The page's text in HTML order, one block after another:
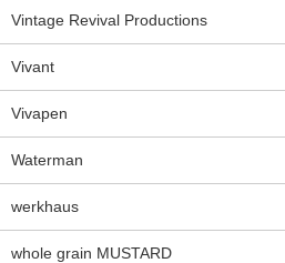
Vintage Revival Productions
Vivant
Vivapen
Waterman
werkhaus
whole grain MUSTARD